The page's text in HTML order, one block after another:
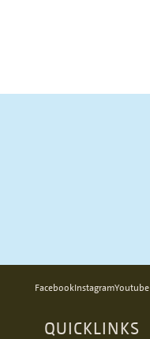
FacebookInstagramYoutube
QUICKLINKS